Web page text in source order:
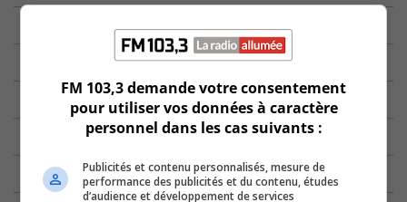
FM 103,3 demande votre consentement
pour utiliser vos données à caractère
personnel dans les cas suivants :
Publicités et contenu personnalisés, mesure de
performance des publicités et du contenu, études
d’audience et développement de services